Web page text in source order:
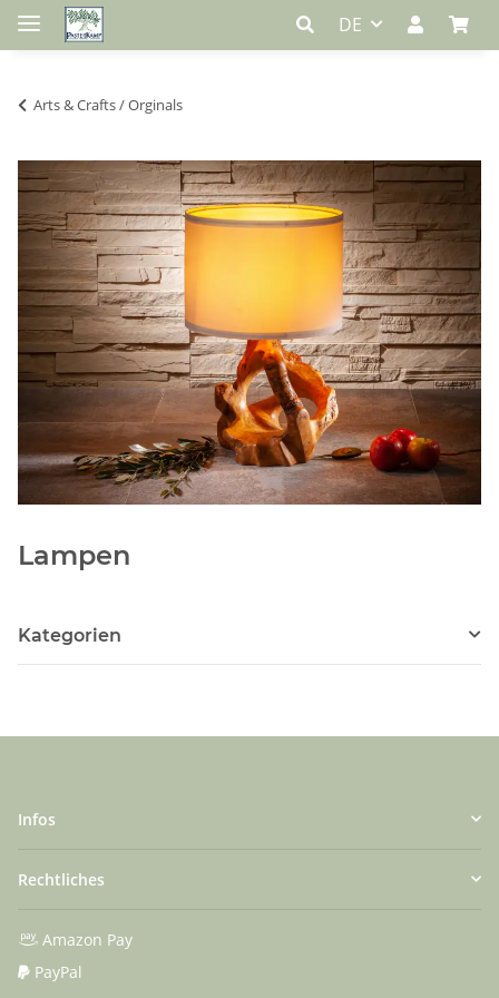
DE
Arts & Crafts / Orginals
Lampen
Kategorien
Infos
Rechtliches
Amazon Pay
PayPal